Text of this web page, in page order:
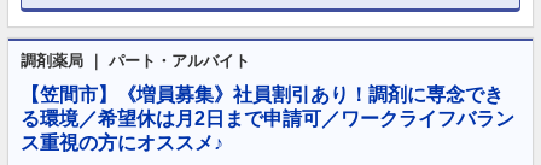
調剤薬局 ｜ パート・アルバイト
【笠間市】《増員募集》社員割引あり！調剤に専念でき
る環境／希望休は月2日まで申請可／ワークライフバラン
ス重視の方にオススメ♪